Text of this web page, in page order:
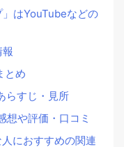
はYouTubeなどの
報
とめ
らすじ・見所
想や評価・口コミ
におすすめの関連